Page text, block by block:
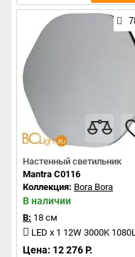
Настенный светильник
Mantra C0116
Коллекция: Bora Bora
В наличии
В: 18 см
LED x 1 12W 3000K
Цена: 12 276 Р.